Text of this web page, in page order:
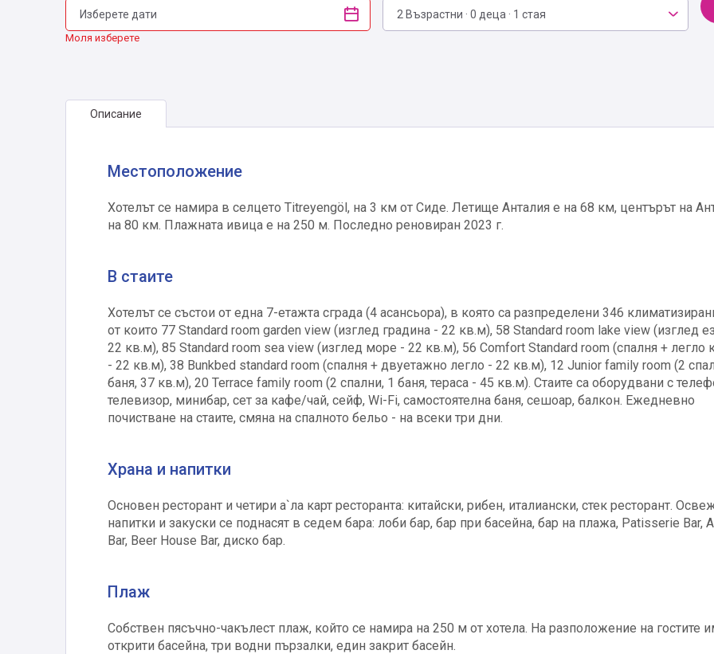
Моля изберете
2 Възрастни · 0 деца · 1 стая
Описание
Местоположение
Хотелът се намира в селцето Titreyengöl, на 3 км от Сиде. Летище Анталия е на 68 км, центърът на
на 80 км. Плажната ивица е на 250 м. Последно реновиран 2023 г.
В стаите
Хотелът се състои от една 7-етажта сграда (4 асансьора), в която са разпределени 346
от които 77 Standard room garden view (изглед градина - 22 кв.м), 58 Standard room lake view (изглед
22 кв.м), 85 Standard room sea view (изглед море - 22 кв.м), 56 Comfort Standard room (спалня + легло
- 22 кв.м), 38 Bunkbed standard room (спалня + двуетажно легло - 22 кв.м), 12 Junior family room (2
баня, 37 кв.м), 20 Terrace family room (2 спални, 1 баня, тераса - 45 кв.м). Стаите са оборудвани с
телевизор, минибар, сет за кафе/чай, сейф, Wi-Fi, самостоятелна баня, сешоар, балкон. Ежедневно
почистване на стаите, смяна на спалното бельо - на всеки три дни.
Храна и напитки
Основен ресторант и четири а`ла карт ресторанта: китайски, рибен, италиански, стек ресторант.
напитки и закуски се поднасят в седем бара: лоби бар, бар при басейна, бар на плажа, Patisserie Bar,
Bar, Beer House Bar, диско бар.
Плаж
Собствен пясъчно-чакълест плаж, който се намира на 250 м от хотела. На разположение на гостите
открити басейна, три водни пързалки, един закрит басейн.